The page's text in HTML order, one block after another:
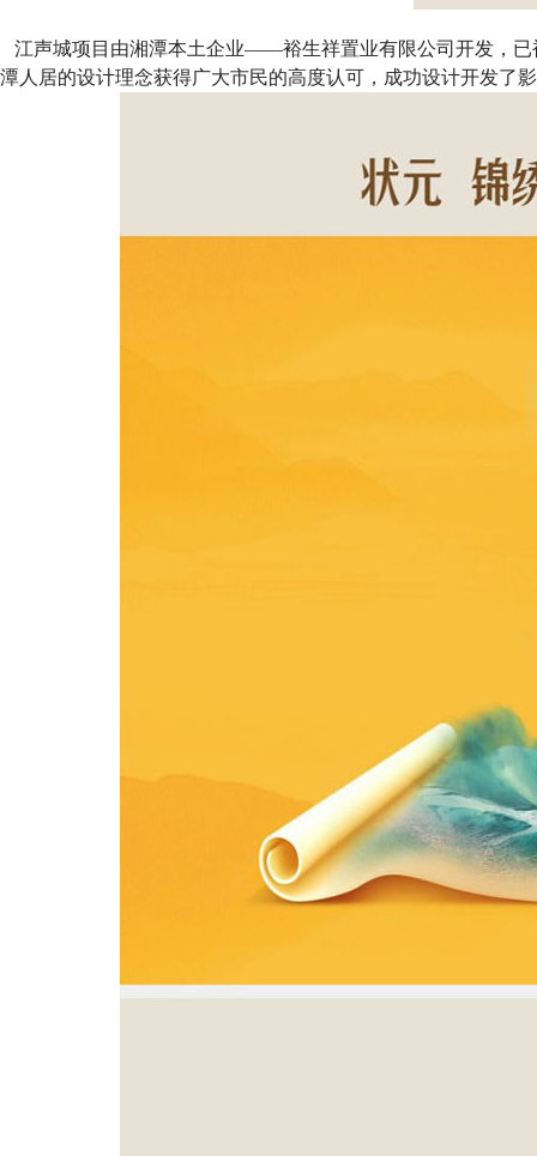
江声城项目由湘潭本土企业——裕生祥置业有限公司开发，已
潭人居的设计理念获得广大市民的高度认可，成功设计开发了